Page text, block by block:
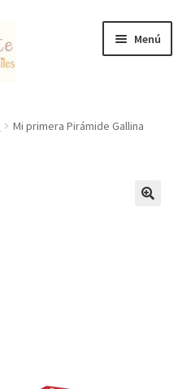
Menú
Mi primera Pirámide Gallina